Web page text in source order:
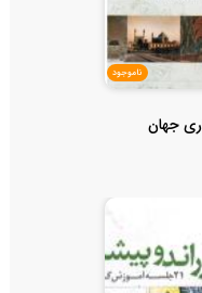
ناموجود
جهان